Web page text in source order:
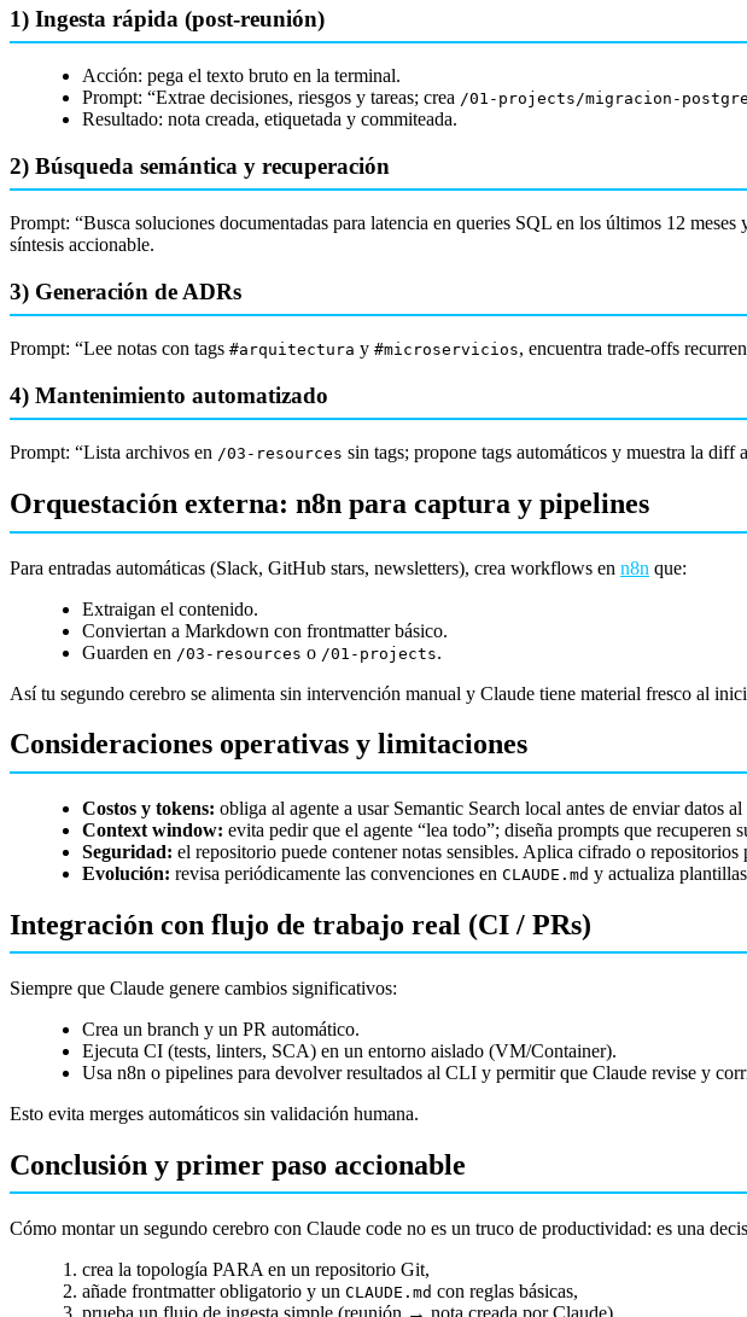
1) Ingesta rápida (post-reunión)
Acción: pega el texto bruto en la terminal.
Prompt: “Extrae decisiones, riesgos y tareas; crea /01-projects/migracion-
Resultado: nota creada, etiquetada y commiteada.
2) Búsqueda semántica y recuperación
Prompt: “Busca soluciones documentadas para latencia en queries SQL en los últimos 12
síntesis accionable.
3) Generación de ADRs
Prompt: “Lee notas con tags #arquitectura y #microservicios, encuentra trade-offs
4) Mantenimiento automatizado
Prompt: “Lista archivos en /03-resources sin tags; propone tags automáticos y muestra la diff
Orquestación externa: n8n para captura y pipelines
Para entradas automáticas (Slack, GitHub stars, newsletters), crea workflows en n8n que:
Extraigan el contenido.
Conviertan a Markdown con frontmatter básico.
Guarden en /03-resources o /01-projects.
Así tu segundo cerebro se alimenta sin intervención manual y Claude tiene material fresco al
Consideraciones operativas y limitaciones
Costos y tokens: obliga al agente a usar Semantic Search local antes de enviar datos
Context window: evita pedir que el agente “lea todo”; diseña prompts que recuperen
Seguridad: el repositorio puede contener notas sensibles. Aplica cifrado o repositorios
Evolución: revisa periódicamente las convenciones en CLAUDE.md y actualiza
Integración con flujo de trabajo real (CI / PRs)
Siempre que Claude genere cambios significativos:
Crea un branch y un PR automático.
Ejecuta CI (tests, linters, SCA) en un entorno aislado (VM/Container).
Usa n8n o pipelines para devolver resultados al CLI y permitir que Claude revise y
Esto evita merges automáticos sin validación humana.
Conclusión y primer paso accionable
Cómo montar un segundo cerebro con Claude code no es un truco de productividad: es una
crea la topología PARA en un repositorio Git,
añade frontmatter obligatorio y un CLAUDE.md con reglas básicas,